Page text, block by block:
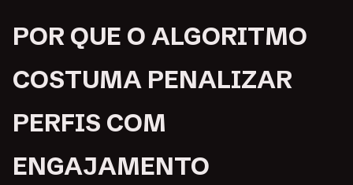
POR QUE O ALGORITMO
COSTUMA PENALIZAR
PERFIS COM
ENGAJAMENTO